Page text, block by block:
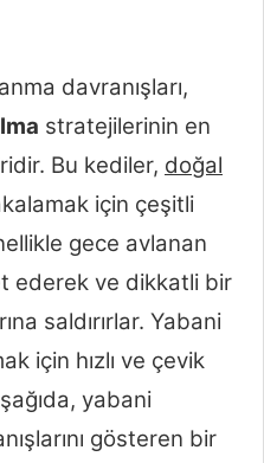
davranışları,
stratejilerinin en
Bu kediler, doğal
için çeşitli
gece avlanan
ederek ve dikkatli bir
saldırırlar. Yabani
için hızlı ve çevik
yabani
gösteren bir